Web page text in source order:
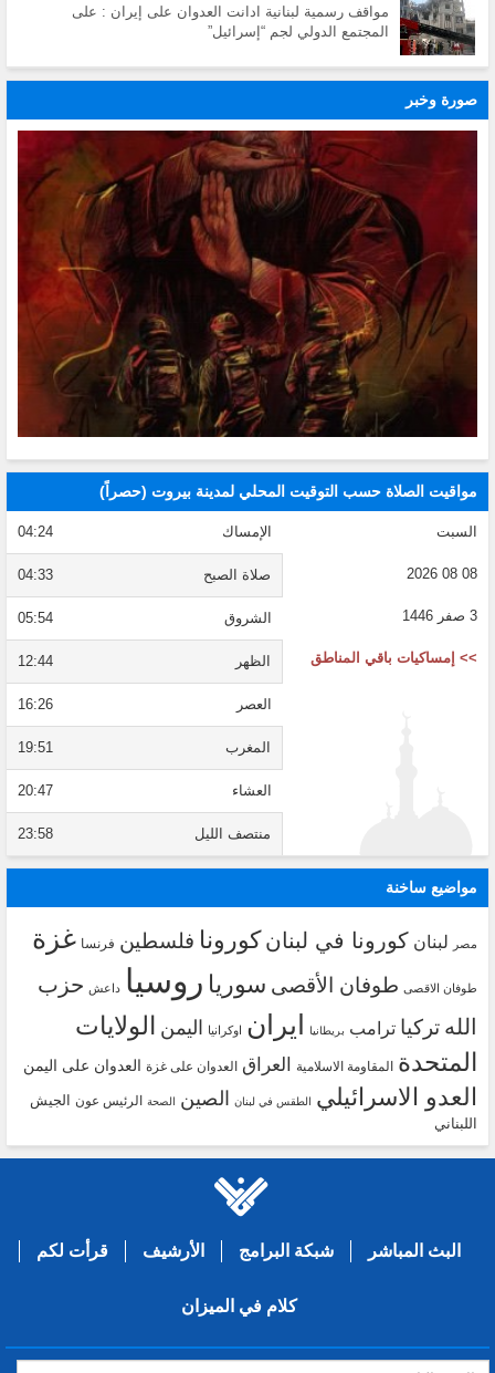
مواقف رسمية لبنانية ادانت العدوان على إيران : على
المجتمع الدولي لجم “إسرائيل”
صورة وخبر
مواقيت الصلاة حسب التوقيت المحلي لمدينة بيروت (حصراً)
السبت
08 08 2026
3 صفر 1446
>> إمساكيات باقي المناطق
الإمساك 04:24
صلاة الصبح 04:33
الشروق 05:54
الظهر 12:44
العصر 16:26
المغرب 19:51
العشاء 20:47
منتصف الليل 23:58
مواضيع ساخنة
مصر لبنان كورونا في لبنانكورونا فلسطين فرنسا غزة
طوفان الاقصى طوفان الأقصى سوريا روسيا داعش حزب
الله تركيا ترامب بريطانيا ايران اوكرانيا اليمن
الولايات
المتحدة
المقاومة الاسلامية العراق العدوان على غزة العدوان على اليمن
العدو الاسرائيلي الطقس في لبنان الصين الصحة الرئيس عون
الجيش
اللبناني
البث المباشر شبكة البرامج الأرشيف قرأت لكم
كلام في الميزان